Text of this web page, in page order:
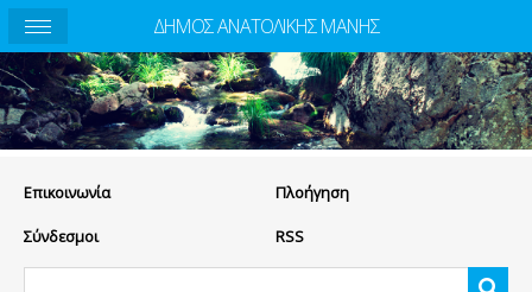
Eπικοινωνία Πλοήγηση
Σύνδεσμοι RSS
ΔΗΜΟΣ ΑΝΑΤΟΛΙΚΗΣ ΜΑΝΗΣ